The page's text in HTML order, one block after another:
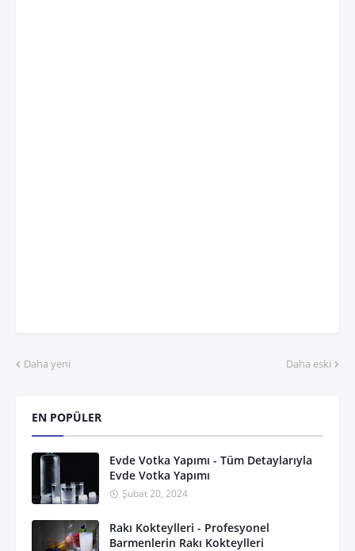
Daha yeni Daha eski
EN POPÜLER
Evde Votka Yapımı - Tüm Detaylarıyla
Evde Votka Yapımı
Şubat 20, 2024
Rakı Kokteylleri - Profesyonel
Barmenlerin Rakı Kokteylleri